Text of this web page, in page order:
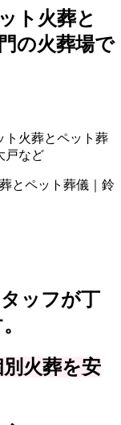
ト火葬と
の火葬場で
ト火葬とペット葬
戸など
とペット葬儀｜鈴
ッフが丁
火葬を安